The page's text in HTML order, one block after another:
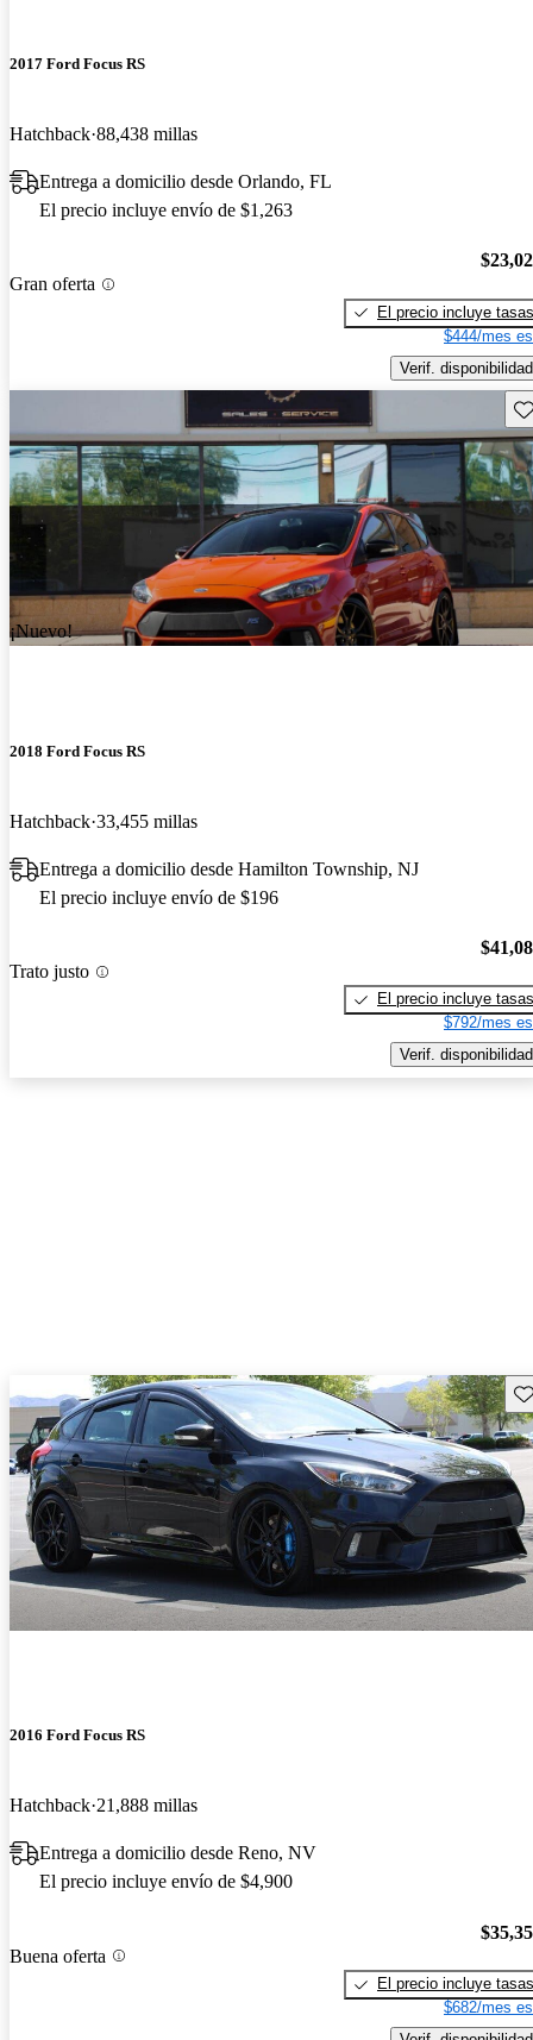
2017 Ford Focus RS
Hatchback 88,438 millas
Entrega a domicilio desde Orlando, FL
El precio incluye envío de $1,263
Gran oferta
El precio incluye tasas
$444/mes
Verif. disponibilidad
¡Nuevo!
2018 Ford Focus RS
Hatchback 33,455 millas
Entrega a domicilio desde Hamilton Township, NJ
El precio incluye envío de $196
Trato justo
El precio incluye tasas
$792/mes
Verif. disponibilidad
2016 Ford Focus RS
Hatchback 21,888 millas
Entrega a domicilio desde Reno, NV
El precio incluye envío de $4,900
Buena oferta
El precio incluye tasas
$682/mes